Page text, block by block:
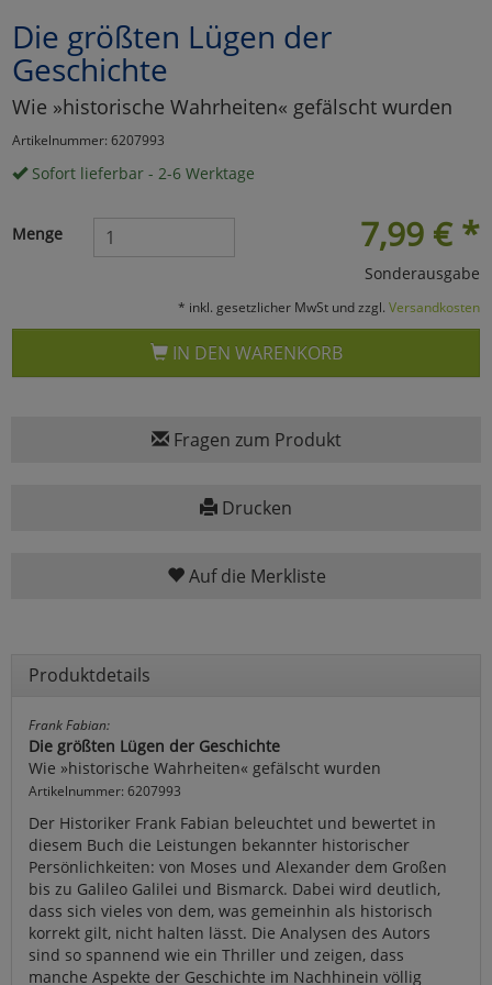
Die größten Lügen der
Geschichte
Wie »historische Wahrheiten« gefälscht wurden
Artikelnummer: 6207993
Sofort lieferbar - 2-6 Werktage
7,99 € *
Menge
Sonderausgabe
* inkl. gesetzlicher MwSt und zzgl. Versandkosten
IN DEN WARENKORB
Fragen zum Produkt
Drucken
Auf die Merkliste
Produktdetails
Frank Fabian:
Die größten Lügen der Geschichte
Wie »historische Wahrheiten« gefälscht wurden
Artikelnummer: 6207993
Der Historiker Frank Fabian beleuchtet und bewertet in
diesem Buch die Leistungen bekannter historischer
Persönlichkeiten: von Moses und Alexander dem Großen
bis zu Galileo Galilei und Bismarck. Dabei wird deutlich,
dass sich vieles von dem, was gemeinhin als historisch
korrekt gilt, nicht halten lässt. Die Analysen des Autors
sind so spannend wie ein Thriller und zeigen, dass
manche Aspekte der Geschichte im Nachhinein völlig
Marketing
Umfragetools
Cookies
Alle Akzeptieren
zu Haupptseite